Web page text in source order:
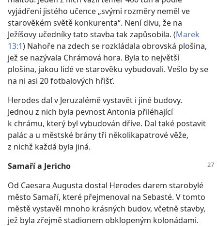
vyjádření jistého učence „svými rozměry neměl ve
starověkém světě konkurenta“. Není divu, že na
Ježíšovy učedníky tato stavba tak zapůsobila. (Marek
13:1) Nahoře na zdech se rozkládala obrovská plošina,
jež se nazývala Chrámová hora. Byla to největší
plošina, jakou lidé ve starověku vybudovali. Vešlo by se
na ni asi 20 fotbalových hřišť.
Herodes dal v Jeruzalémě vystavět i jiné budovy.
Jednou z nich byla pevnost Antonia přiléhající
k chrámu, který byl vybudován dříve. Dal také postavit
palác a u městské brány tři několikapatrové věže,
z nichž každá byla jiná.
Samaří a Jericho
Od Caesara Augusta dostal Herodes darem starobylé
město Samaří, které přejmenoval na Sebasté. V tomto
městě vystavěl mnoho krásných budov, včetně stavby,
jež byla zřejmě stadionem obklopeným kolonádami.